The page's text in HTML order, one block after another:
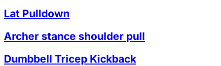
Lat Pulldown
Archer stance shoulder pull
Dumbbell Tricep Kickback